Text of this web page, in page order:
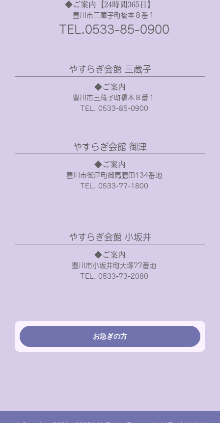
◆ご案内【24時間365日】
豊川市三蔵子町橋本８番１
TEL.0533-85-0900
やすらぎ会館 三蔵子
◆ご案内
豊川市三蔵子町橋本８番１
TEL. 0533-85-0900
やすらぎ会館 御津
◆ご案内
豊川市御津町御馬膳田134番地
TEL. 0533-77-1800
やすらぎ会館 小坂井
◆ご案内
豊川市小坂井町大塚77番地
TEL. 0533-73-2080
お急ぎの方